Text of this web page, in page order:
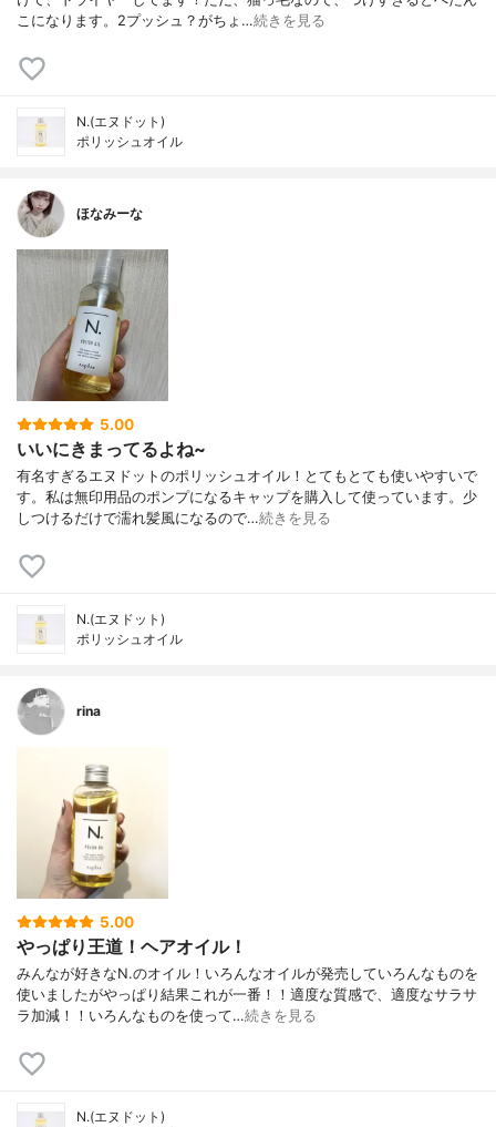
こになります。2プッシュ？がちょ…続きを見る
N.(エヌドット)
ポリッシュオイル
ほなみーな
5.00
いいにきまってるよね~
有名すぎるエヌドットのポリッシュオイル！とてもとても使いやすいで
す。私は無印用品のポンプになるキャップを購入して使っています。少
しつけるだけで濡れ髪風になるので…続きを見る
N.(エヌドット)
ポリッシュオイル
rina
5.00
やっぱり王道！ヘアオイル！
みんなが好きなN.のオイル！いろんなオイルが発売していろんなものを
使いましたがやっぱり結果これが一番！！適度な質感で、適度なサラサ
ラ加減！！いろんなものを使って…続きを見る
N.(エヌドット)